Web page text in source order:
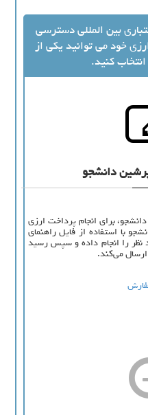
بین المللی دسترسی
خود می توانید یکی از
کنید.
دانشجو
برای انجام پرداخت ارزی
با استفاده از فایل راهنمای
را انجام داده و سپس رسید
می‌کند.